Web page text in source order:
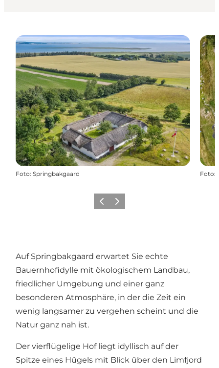
Foto: Springbakgaard Foto:
Vorherige Folie
Nächste Folie
Auf Springbakgaard erwartet Sie echte
Bauernhofidylle mit ökologischem Landbau,
friedlicher Umgebung und einer ganz
besonderen Atmosphäre, in der die Zeit ein
wenig langsamer zu vergehen scheint und die
Natur ganz nah ist.
Der vierflügelige Hof liegt idyllisch auf der
Spitze eines Hügels mit Blick über den Limfjord